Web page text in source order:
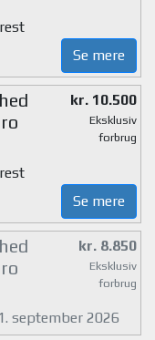
Se mere
kr. 10.500
Eksklusiv
forbrug
Se mere
kr. 8.850
Eksklusiv
forbrug
september 2026